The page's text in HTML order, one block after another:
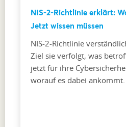
NIS-2-Richtlinie erklärt:
Jetzt wissen müssen
NIS-2-Richtlinie
Ziel sie verfolgt, was
jetzt für ihre
worauf es dabei ankommt.